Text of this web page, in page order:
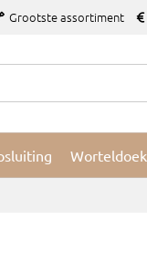
Grootste assortiment
Worteldoek